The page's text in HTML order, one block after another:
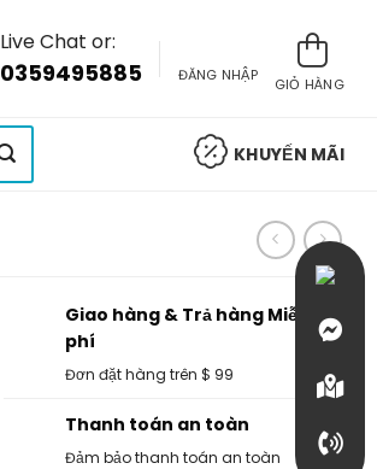
Live Chat or:
0359495885 ĐĂNG NHẬP
GIỎ HÀNG
KHUYẾN MÃI
Giao hàng & Trả hàng Miễn
phí
Đơn đặt hàng trên $ 99
Thanh toán an toàn
Đảm bảo thanh toán an toàn